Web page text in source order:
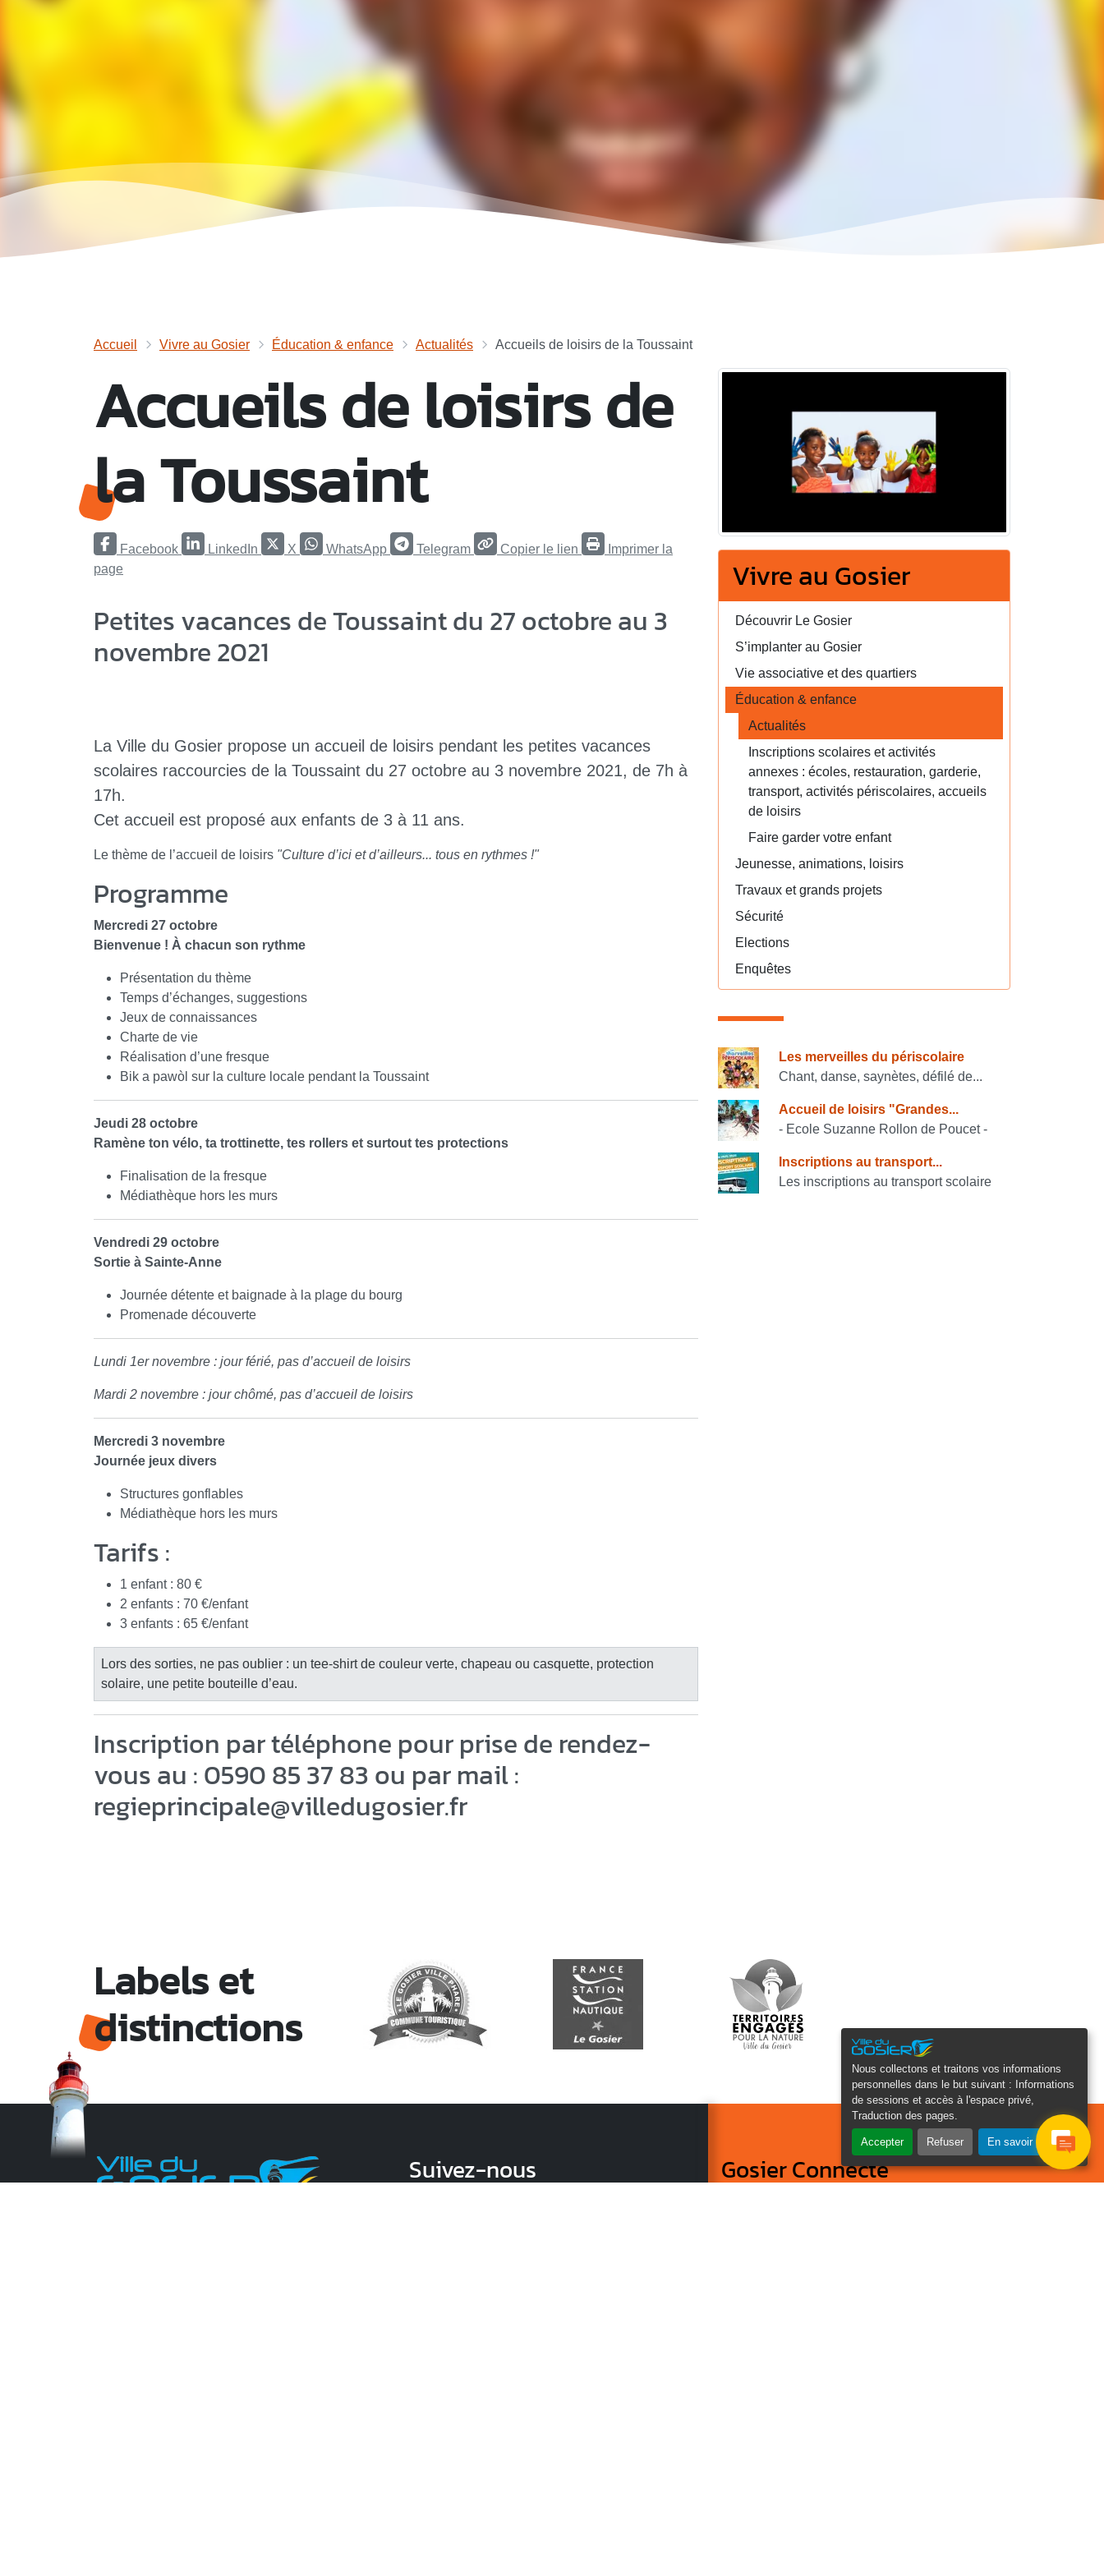
Nous collectons et traitons vos informations
personnelles dans le but suivant :
Informations
de sessions et accès à l'espace privé,
Traduction des pages
Accepter Refuser En savoir plus
Accueil Vivre au Gosier Éducation & enfance Actualités Accueils de loisirs de la Toussaint
Accueils de loisirs de
la Toussaint
Facebook LinkedIn X WhatsApp Telegram Copier le lien
Imprimer la
page
Petites vacances de Toussaint du 27 octobre au 3
novembre 2021
La Ville du Gosier propose un accueil de loisirs pendant les petites vacances
scolaires raccourcies de la Toussaint du 27 octobre au 3 novembre 2021, de 7h à
17h.
Cet accueil est proposé aux enfants de 3 à 11 ans.
Le thème de l’accueil de loisirs "Culture d’ici et d’ailleurs... tous en rythmes !"
Programme
Mercredi 27 octobre
Bienvenue ! À chacun son rythme
Présentation du thème
Temps d’échanges, suggestions
Jeux de connaissances
Charte de vie
Réalisation d’une fresque
Bik a pawòl sur la culture locale pendant la Toussaint
Jeudi 28 octobre
Ramène ton vélo, ta trottinette, tes rollers et surtout tes protections
Finalisation de la fresque
Médiathèque hors les murs
Vendredi 29 octobre
Sortie à Sainte-Anne
Journée détente et baignade à la plage du bourg
Promenade découverte
Lundi 1er novembre : jour férié, pas d’accueil de loisirs
Mardi 2 novembre : jour chômé, pas d’accueil de loisirs
Mercredi 3 novembre
Journée jeux divers
Structures gonflables
Médiathèque hors les murs
Tarifs :
1 enfant : 80 €
2 enfants : 70 €/enfant
3 enfants : 65 €/enfant
Lors des sorties, ne pas oublier : un tee-shirt de couleur verte, chapeau ou casquette, protection
solaire, une petite bouteille d’eau.
Inscription par téléphone pour prise de rendez-
vous au : 0590 85 37 83 ou par mail :
regieprincipale@villedugosier.fr
Vivre au Gosier
Découvrir Le Gosier
S’implanter au Gosier
Vie associative et des quartiers
Éducation & enfance
Actualités
Inscriptions scolaires et activités
annexes : écoles, restauration, garderie,
transport, activités périscolaires, accueils
de loisirs
Faire garder votre enfant
Jeunesse, animations, loisirs
Travaux et grands projets
Sécurité
Elections
Enquêtes
Consulter également
Les merveilles du périscolaire
Chant, danse, saynètes, défilé de...
Accueil de loisirs "Grandes...
- Ecole Suzanne Rollon de Poucet -
Inscriptions au transport...
Les inscriptions au transport scolaire
Labels et
distinctions
Suivez-nous Gosier Connecté